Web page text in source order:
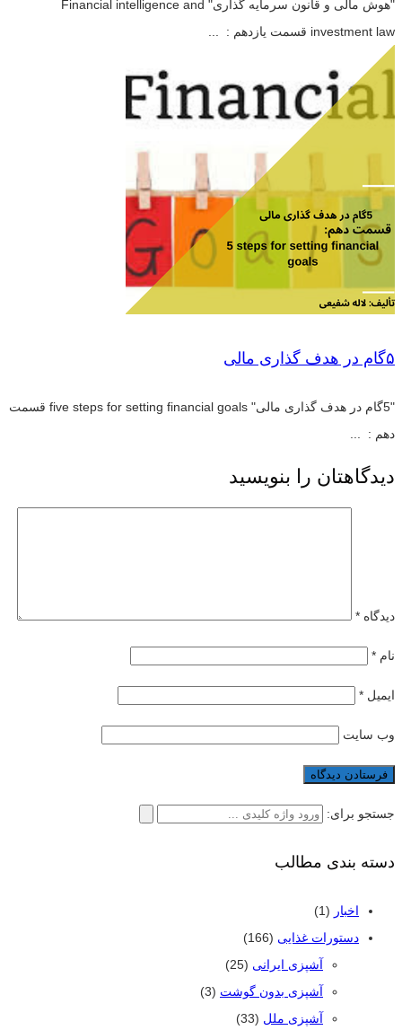
"هوش مالی و قانون سرمایه گذاری" Financial intelligence and
investment law قسمت یازدهم : ...
۵گام در هدف گذاری مالی
"5گام در هدف گذاری مالی" five steps for setting financial goals قسمت
دهم : ...
دیدگاهتان را بنویسید
دیدگاه *
نام *
ایمیل *
وب‌ سایت
جستجو برای:
دسته بندی مطالب
اخبار (1)
دستورات غذایی (166)
آشپزی ایرانی (25)
آشپزی بدون گوشت (3)
آشپزی ملل (33)